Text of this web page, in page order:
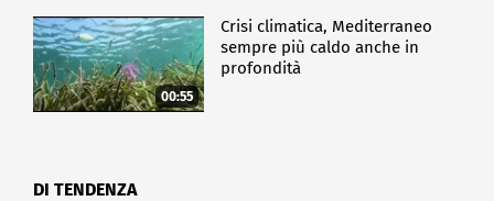
00:55
Crisi climatica, Mediterraneo
sempre più caldo anche in
profondità
DI TENDENZA